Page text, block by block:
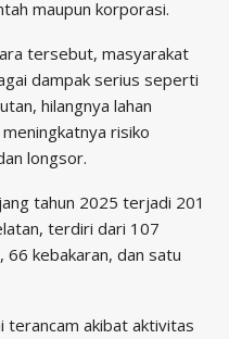
maupun korporasi.
tersebut, masyarakat
dampak serius seperti
hilangnya lahan
risiko
longsor.
tahun 2025 terjadi 201
terdiri dari 107
kebakaran, dan satu
terancam akibat aktivitas